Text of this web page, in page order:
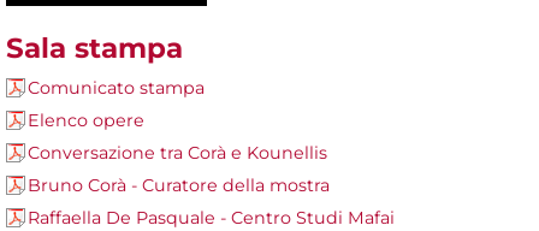
Sala stampa
Comunicato stampa
Elenco opere
Conversazione tra Corà e Kounellis
Bruno Corà - Curatore della mostra
Raffaella De Pasquale - Centro Studi Mafai